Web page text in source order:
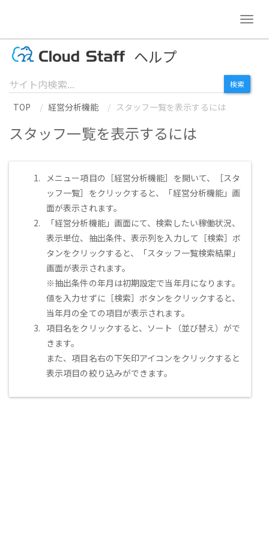
ヘルプ
TOP 経営分析機能 スタッフ一覧を表示するには
スタッフ一覧を表示するには
メニュー項目の［経営分析機能］を開いて、［スタ
ッフ一覧］をクリックすると、「経営分析機能」画
面が表示されます。
「経営分析機能」画面にて、検索したい稼働状況、
表示単位、抽出条件、表示列を入力して［検索］ボ
タンをクリックすると、「スタッフ一覧検索結果」
画面が表示されます。
※抽出条件の年月は初期設定で当年月になります。
値を入力せずに［検索］ボタンをクリックすると、
当年月の全ての項目が表示されます。
項目名をクリックすると、ソート（並び替え）がで
きます。
また、項目名右の下矢印アイコンをクリックすると
表示項目の絞り込みができます。